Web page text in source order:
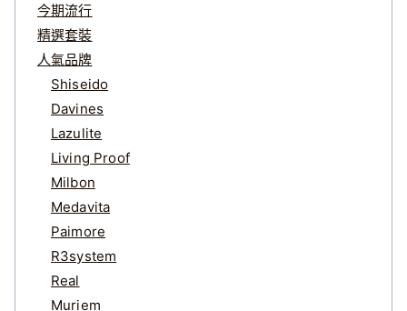
今期流行
精選套裝
人氣品牌
Shiseido
Davines
Lazulite
Living Proof
Milbon
Medavita
Paimore
R3system
Real
Muriem